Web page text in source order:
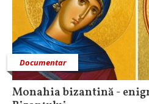
Documentar
Monahia bizantină -